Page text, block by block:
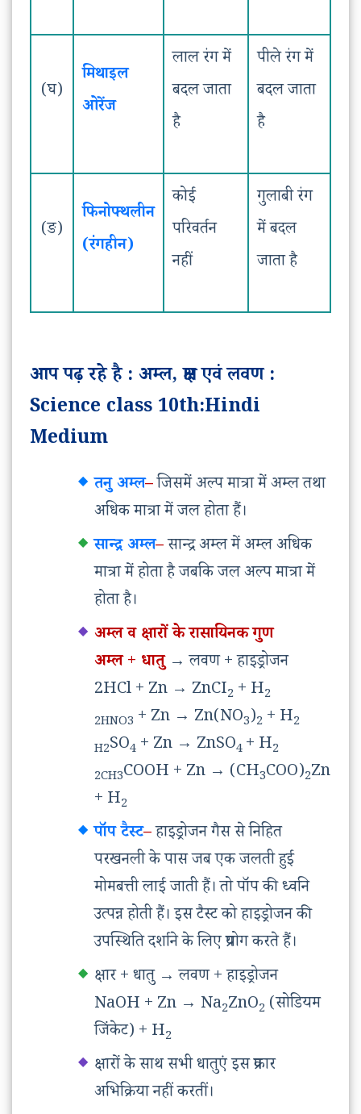
(घ)
मिथाइल
ओरेंज
लाल रंग में
बदल जाता
है
पीले रंग में
बदल जाता
है
(ङ)
फिनोफ्थलीन
(रंगहीन)
कोई
परिवर्तन
नहीं
गुलाबी रंग
में बदल
जाता है
आप पढ़ रहे है : अम्ल, क्षार एवं लवण :
Science class 10th:Hindi
Medium
तनु अम्ल–जिसमें अल्प मात्रा में अम्ल तथा
अधिक मात्रा में जल होता हैं।
सान्द्र अम्ल–सान्द्र अम्ल में अम्ल अधिक
मात्रा में होता है जबकि जल अल्प मात्रा में
होता है।
अम्ल व क्षारों के रासायिनक गुण
अम्ल + धातु → लवण + हाइड्रोजन
2HCl + Zn → ZnCI2 + H2
2HNO3 + Zn → Zn(NO3)2 + H2
H2SO4 + Zn → ZnSO4 + H2
2CH3COOH + Zn → (CH3COO)2Zn
+ H2
पॉप टैस्ट–हाइड्रोजन गैस से निहित
परखनली के पास जब एक जलती हुई
मोमबत्ती लाई जाती हैं। तो पॉप की ध्वनि
उत्पन्न होती हैं। इस टैस्ट को हाइड्रोजन की
उपस्थिति दर्शाने के लिए प्रयोग करते हैं।
क्षार + धातु → लवण + हाइड्रोजन
NaOH + Zn → Na2ZnO2 (सोडियम
जिंकेट) + H2
क्षारों के साथ सभी धातुएं इस प्रकार
अभिक्रिया नहीं करतीं।